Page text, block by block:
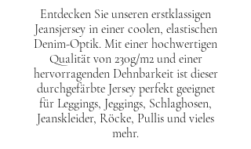
Entdecken Sie unseren erstklassigen
Jeansjersey in einer coolen, elastischen
Denim-Optik. Mit einer hochwertigen
Qualität von 230g/m2 und einer
hervorragenden Dehnbarkeit ist dieser
durchgefärbte Jersey perfekt geeignet
für Leggings, Jeggings, Schlaghosen,
Jeanskleider, Röcke, Pullis und vieles
mehr.